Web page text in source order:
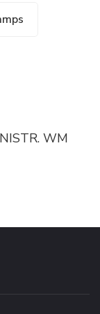
WM